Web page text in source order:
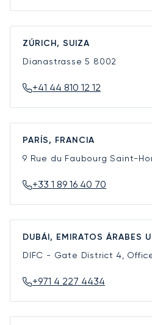
ZÚRICH, SUIZA
Dianastrasse 5 8002
+41 44 810 12 12
PARÍS, FRANCIA
9 Rue du Faubourg Saint-
+33 1 89 16 40 70
DUBÁI, EMIRATOS ÁRABES
DIFC - Gate District 4,
+971 4 227 4434